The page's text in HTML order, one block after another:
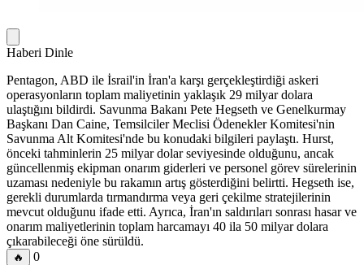
Haberi Dinle
Pentagon, ABD ile İsrail'in İran'a karşı gerçekleştirdiği askeri
operasyonların toplam maliyetinin yaklaşık 29 milyar dolara
ulaştığını bildirdi. Savunma Bakanı Pete Hegseth ve Genelkurmay
Başkanı Dan Caine, Temsilciler Meclisi Ödenekler Komitesi'nin
Savunma Alt Komitesi'nde bu konudaki bilgileri paylaştı. Hurst,
önceki tahminlerin 25 milyar dolar seviyesinde olduğunu, ancak
güncellenmiş ekipman onarım giderleri ve personel görev sürelerinin
uzaması nedeniyle bu rakamın artış gösterdiğini belirtti. Hegseth ise,
gerekli durumlarda tırmandırma veya geri çekilme stratejilerinin
mevcut olduğunu ifade etti. Ayrıca, İran'ın saldırıları sonrası hasar ve
onarım maliyetlerinin toplam harcamayı 40 ila 50 milyar dolara
çıkarabileceği öne sürüldü.
🔥 0